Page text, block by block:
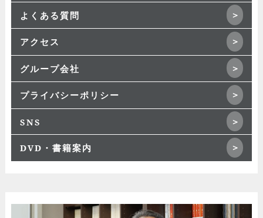
よくある質問
アクセス
グループ会社
プライバシーポリシー
SNS
DVD・書籍案内